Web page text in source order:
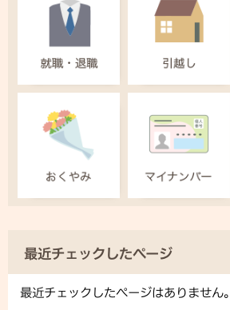
最近チェックしたページ
最近チェックしたページはありません。